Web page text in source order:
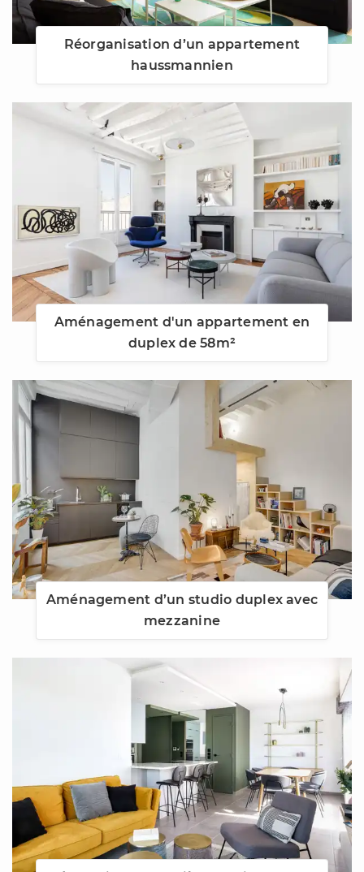
Réorganisation d’un appartement
haussmannien
Aménagement d'un appartement en
duplex de 58m²
Aménagement d’un studio duplex avec
mezzanine